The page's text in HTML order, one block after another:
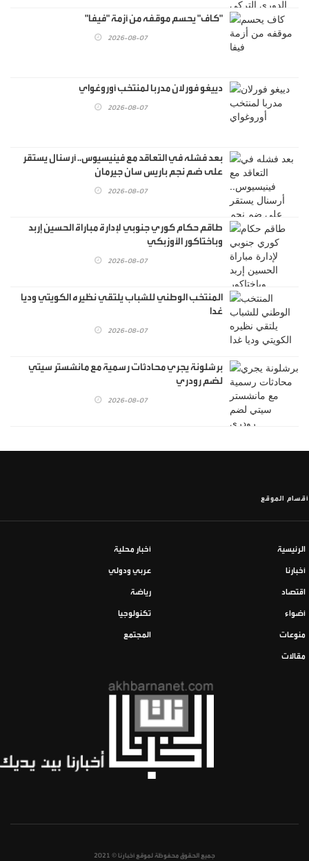
"كاف" يحسم موقفه من أزمة "فيفا"
2026-08-07
دييغو فورلان مدربا لمنتخب أوروغواي
2026-08-07
بعد فشله في التعاقد مع فينيسيوس.. أرسنال يستقر
على ضم نجم باريس سان جيرمان
2026-08-07
طاقم حكام كوري جنوبي لإدارة مباراة الحسين إربد
وباختاكور الأوزبكي
2026-08-07
المنتخب الوطني للشباب يلتقي نظيره الكويتي وديا
غدا
2026-08-07
برشلونة يجري محادثات رسمية مع مانشستر سيتي
لضم رودري
2026-08-07
أقسام الموقع
الرئيسية أخبار محلية
أخبارنا عربي ودولي
اقتصاد رياضة
أضواء تكنولوجيا
منوعات المجتمع
مقالات
جميع الحقوق محفوظة لموقع أخبارنا © 2021